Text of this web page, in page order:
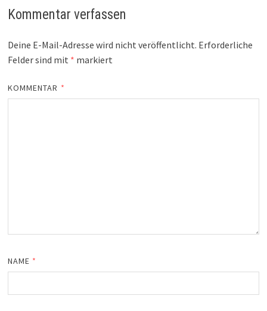
Kommentar verfassen
Deine E-Mail-Adresse wird nicht veröffentlicht. Erforderliche
Felder sind mit * markiert
KOMMENTAR *
NAME *